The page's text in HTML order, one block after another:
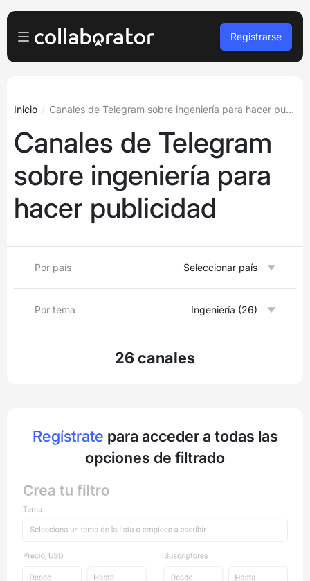
Propietario de la plataforma
A agencias
Podcasts y seminarios web
Blog
Iniciar sesión
Registro gratuito
Registrarse
Inicio Canales de Telegram sobre ingeniería para hacer publicidad
Canales de Telegram
sobre ingeniería para
hacer publicidad
Por país Seleccionar país
Por tema Ingeniería (26)
26 canales
Regístrate para acceder a todas las
opciones de filtrado